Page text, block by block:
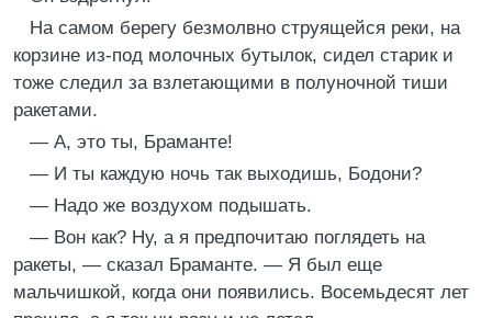
На самом берегу безмолвно струящейся реки, на
корзине из-под молочных бутылок, сидел старик и
тоже следил за взлетающими в полуночной тиши
ракетами.
— А, это ты, Браманте!
— И ты каждую ночь так выходишь, Бодони?
— Надо же воздухом подышать.
— Вон как? Ну, а я предпочитаю поглядеть на
ракеты, — сказал Браманте. — Я был еще
мальчишкой, когда они появились. Восемьдесят лет